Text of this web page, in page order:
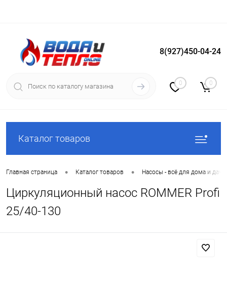
Вход Регистрация
8(927)450-04-24
0 0
Каталог товаров
Главная страница • Каталог товаров • Насосы - всё для дома и дачи
Циркуляционный насос ROMMER Profi
25/40-130